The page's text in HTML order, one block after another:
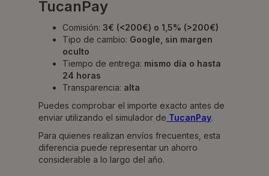
TucanPay
Comisión: 3€ (<200€) o 1,5% (>200€)
Tipo de cambio: Google, sin margen
oculto
Tiempo de entrega: mismo día o hasta
24 horas
Transparencia: alta
Puedes comprobar el importe exacto antes de
enviar utilizando el simulador de TucanPay.
Para quienes realizan envíos frecuentes, esta
diferencia puede representar un ahorro
considerable a lo largo del año.